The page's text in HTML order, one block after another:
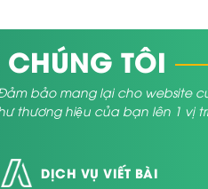
TÔI
bảo mang lại cho website
thương hiệu của bạn lên 1 vị
DỊCH VỤ VIẾT BÀI